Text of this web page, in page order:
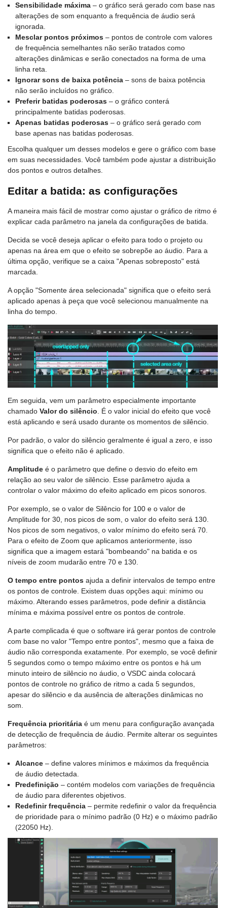
Sensibilidade máxima – o gráfico será gerado com base nas
alterações de som enquanto a frequência de áudio será
ignorada.
Mesclar pontos próximos – pontos de controle com valores
de frequência semelhantes não serão tratados como
alterações dinâmicas e serão conectados na forma de uma
linha reta.
Ignorar sons de baixa potência – sons de baixa potência
não serão incluídos no gráfico.
Preferir batidas poderosas – o gráfico conterá
principalmente batidas poderosas.
Apenas batidas poderosas – o gráfico será gerado com
base apenas nas batidas poderosas.
Escolha qualquer um desses modelos e gere o gráfico com base
em suas necessidades. Você também pode ajustar a distribuição
dos pontos e outros detalhes.
Editar a batida: as configurações
A maneira mais fácil de mostrar como ajustar o gráfico de ritmo é
explicar cada parâmetro na janela da configurações de batida.
Decida se você deseja aplicar o efeito para todo o projeto ou
apenas na área em que o efeito se sobrepõe ao áudio. Para a
última opção, verifique se a caixa "Apenas sobreposto" está
marcada.
A opção "Somente área selecionada" significa que o efeito será
aplicado apenas à peça que você selecionou manualmente na
linha do tempo.
Em seguida, vem um parâmetro especialmente importante
chamado Valor do silêncio. É o valor inicial do efeito que você
está aplicando e será usado durante os momentos de silêncio.
Por padrão, o valor do silêncio geralmente é igual a zero, e isso
significa que o efeito não é aplicado.
Amplitude é o parâmetro que define o desvio do efeito em
relação ao seu valor de silêncio. Esse parâmetro ajuda a
controlar o valor máximo do efeito aplicado em picos sonoros.
Por exemplo, se o valor de Silêncio for 100 e o valor de
Amplitude for 30, nos picos de som, o valor do efeito será 130.
Nos picos de som negativos, o valor mínimo do efeito será 70.
Para o efeito de Zoom que aplicamos anteriormente, isso
significa que a imagem estará "bombeando" na batida e os
níveis de zoom mudarão entre 70 e 130.
O tempo entre pontos ajuda a definir intervalos de tempo entre
os pontos de controle. Existem duas opções aqui: mínimo ou
máximo. Alterando esses parâmetros, pode definir a distância
mínima e máxima possível entre os pontos de controle.
A parte complicada é que o software irá gerar pontos de controle
com base no valor "Tempo entre pontos", mesmo que a faixa de
áudio não corresponda exatamente. Por exemplo, se você definir
5 segundos como o tempo máximo entre os pontos e há um
minuto inteiro de silêncio no áudio, o VSDC ainda colocará
pontos de controle no gráfico de ritmo a cada 5 segundos,
apesar do silêncio e da ausência de alterações dinâmicas no
som.
Frequência prioritária é um menu para configuração avançada
de detecção de frequência de áudio. Permite alterar os seguintes
parâmetros:
Alcance – define valores mínimos e máximos da frequência
de áudio detectada.
Predefinição – contém modelos com variações de frequência
de áudio para diferentes objetivos.
Redefinir frequência – permite redefinir o valor da frequência
de prioridade para o mínimo padrão (0 Hz) e o máximo padrão
(22050 Hz).